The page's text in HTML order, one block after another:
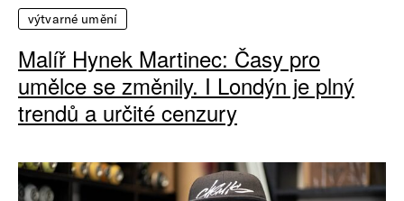
výtvarné umění
Malíř Hynek Martinec: Časy pro
umělce se změnily. I Londýn je plný
trendů a určité cenzury